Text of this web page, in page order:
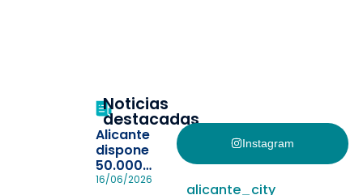
Noticias
destacadas
Alicante
dispone
50.000
pulseras
16/06/2026
Instagram
alicante_city